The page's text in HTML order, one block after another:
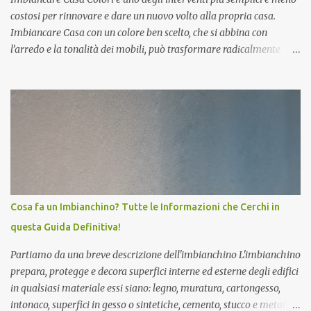
"polmoni" umidi dell...
costosi per rinnovare e dare un nuovo volto alla propria casa.
Imbiancare Casa con un colore ben scelto, che si abbina con
l’arredo e la tonalità dei mobili, può trasformare radicalmente
sull’estetica, sulla luminosità e sulla spazialità, ma anche sugli
stati d’animo e sugli umori delle persone che vivono gli ambienti.
Vediamo quali sono le regole di base prima di Imbiancare Casa
Colori: · La prima regola per Imbiancare Сasa Сolori nel modo
giusto che subito evidenziamo è che i gusti sono soggettivi e quindi
lasci alla fantasia. Un tocco personale non deve mai mancare e può
essere anche un elemento molto appagante nel design della tua
utili esperienze e studi sull...
Cosa fa un Imbianchino? Tutte le Informazioni che Cerchi in
questa Guida Definitiva!
Partiamo da una breve descrizione dell'imbianchino L'imbianchino
prepara, protegge e decora superfici interne ed esterne degli edifici
in qualsiasi materiale essi siano: legno, muratura, cartongesso,
intonaco, superfici in gesso o sintetiche, cemento, stucco e metallo.